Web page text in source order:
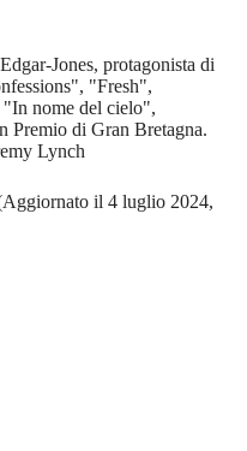
Jones, protagonista di
"Fresh",
nome del cielo",
Premio di Gran Bretagna.
Lynch
il 4 luglio 2024,